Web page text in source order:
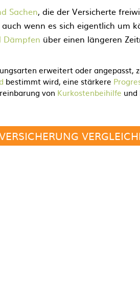
Sachen, die der Versicherte
auch wenn es sich eigentlich um
Dämpfen über einen längeren
erweitert oder angepasst,
bestimmt wird, eine stärkere
von Kurkostenbeihilfe und